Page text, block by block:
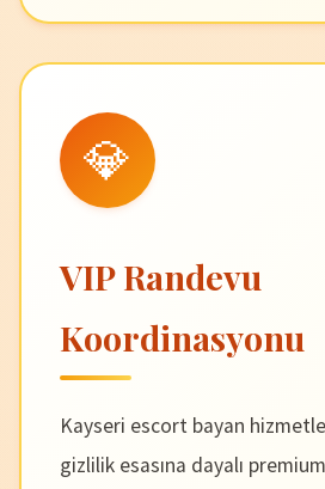
💎
VIP Randevu
Koordinasyonu
Kayseri escort bayan
gizlilik esasına dayalı